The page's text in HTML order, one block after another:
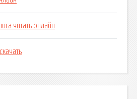
читать онлайн